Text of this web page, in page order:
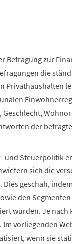
Befragung zur
die
Privathaushalten
der
und Steuerpolitik
sich die
geschah,
den
wurden. Je nach
vorliegenden
wenn sie